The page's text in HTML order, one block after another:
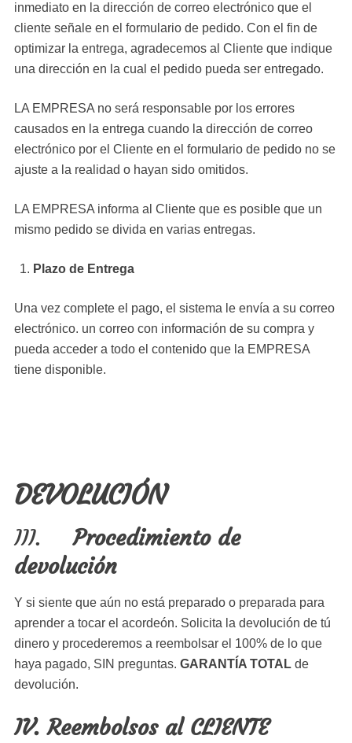
inmediato en la dirección de correo electrónico que el
cliente señale en el formulario de pedido. Con el fin de
optimizar la entrega, agradecemos al Cliente que indique
una dirección en la cual el pedido pueda ser entregado.
LA EMPRESA no será responsable por los errores
causados en la entrega cuando la dirección de correo
electrónico por el Cliente en el formulario de pedido no se
ajuste a la realidad o hayan sido omitidos.
LA EMPRESA informa al Cliente que es posible que un
mismo pedido se divida en varias entregas.
Plazo de Entrega
Una vez complete el pago, el sistema le envía a su correo
electrónico. un correo con información de su compra y
pueda acceder a todo el contenido que la EMPRESA
tiene disponible.
DEVOLUCIÓN
III.Procedimiento de
devolución
Y si siente que aún no está preparado o preparada para
aprender a tocar el acordeón. Solicita la devolución de tú
dinero y procederemos a reembolsar el 100% de lo que
haya pagado, SIN preguntas. GARANTÍA TOTALde
devolución.
IV. Reembolsos al CLIENTE